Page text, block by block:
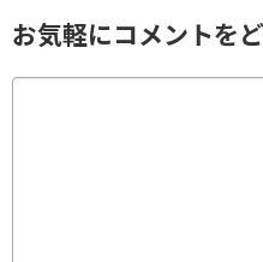
お気軽にコメントを